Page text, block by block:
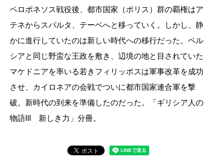
ペロポネソス戦役後、都市国家（ポリス）群の覇権はア
テネからスパルタ、テーベへと移っていく。しかし、静
かに進行していたのは新しい時代への移行だった。ペル
シアと同じ野蛮な王政を敷き、辺境の地と目されていた
マケドニアを率いる若きフィリッポスは軍事改革を成功
させ、カイロネアの会戦でついに都市国家連合軍を撃
破。新時代の到来を準備したのだった。「ギリシア人の
物語III 新しき力」分冊。